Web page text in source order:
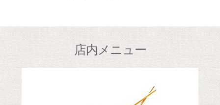
店内メニュー